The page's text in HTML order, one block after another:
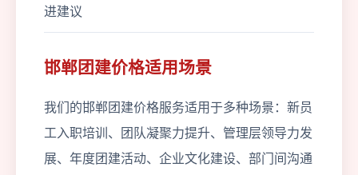
进建议
邯郸团建价格适用场景
我们的邯郸团建价格服务适用于多种场景：新员
工入职培训、团队凝聚力提升、管理层领导力发
展、年度团建活动、企业文化建设、部门间沟通